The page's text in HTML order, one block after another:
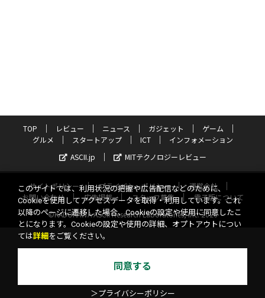
TOP レビュー ニュース ガジェット
ゲーム
グルメ
スタートアップ ICT
インフォメーション
ASCII.jp
MITテクノロジーレビュー
サイトポリシー プライバシーポリシー
運営会社
お問い合わせ
広告掲載 スタッフ募集
電子版について
©KADOKAWA ASCII Research Laboratories, Inc. 2026
このサイトでは、利用状況の把握や広告配信などのために、
Cookieを使用してアクセスデータを取得・利用しています。これ
以降のページに遷移した場合、Cookieの設定や使用に同意したこ
とになります。Cookieの設定や使用の詳細、オプトアウトについ
ては詳細 をご覧ください。
同意する
＞プライバシーポリシー